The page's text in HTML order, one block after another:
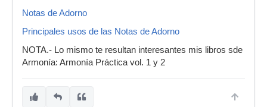
Notas de Adorno
Principales usos de las Notas de Adorno
NOTA.- Lo mismo te resultan interesantes mis libros sde
Armonía: Armonía Práctica vol. 1 y 2